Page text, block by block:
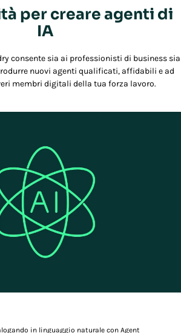
per creare agenti di
IA
consente sia ai professionisti di business sia
nuovi agenti qualificati, affidabili e ad
membri digitali della tua forza lavoro.
in linguaggio naturale con Agent